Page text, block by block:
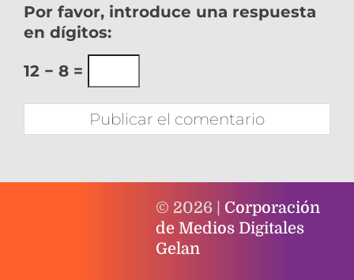
Por favor, introduce una respuesta
en dígitos:
12 − 8 =
© 2026 | Corporación
de Medios Digitales
Gelan